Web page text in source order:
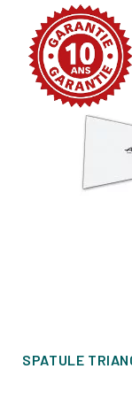
SPATULE